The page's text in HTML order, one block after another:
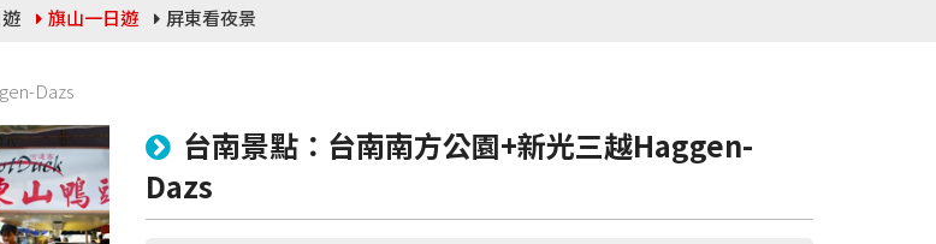
旗山一日遊 屏東看夜景
Dazs
台南景點：台南南方公園+新光三越Haggen-
Dazs